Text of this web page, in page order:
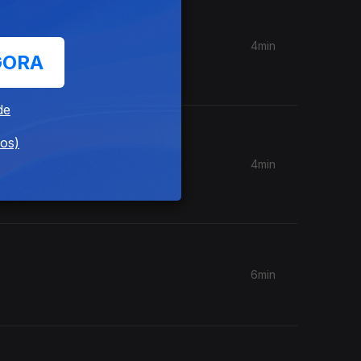
a
4min
com
4min
6min